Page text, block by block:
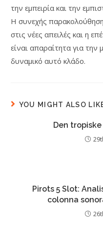
την εμπειρία και την
Η συνεχής
στις νέες απειλές και η
είναι απαραίτητα για
δυναμικό αυτό κλάδο.
YOU MIGHT ALSO
Den
Pirots 5 Slot:
colonna